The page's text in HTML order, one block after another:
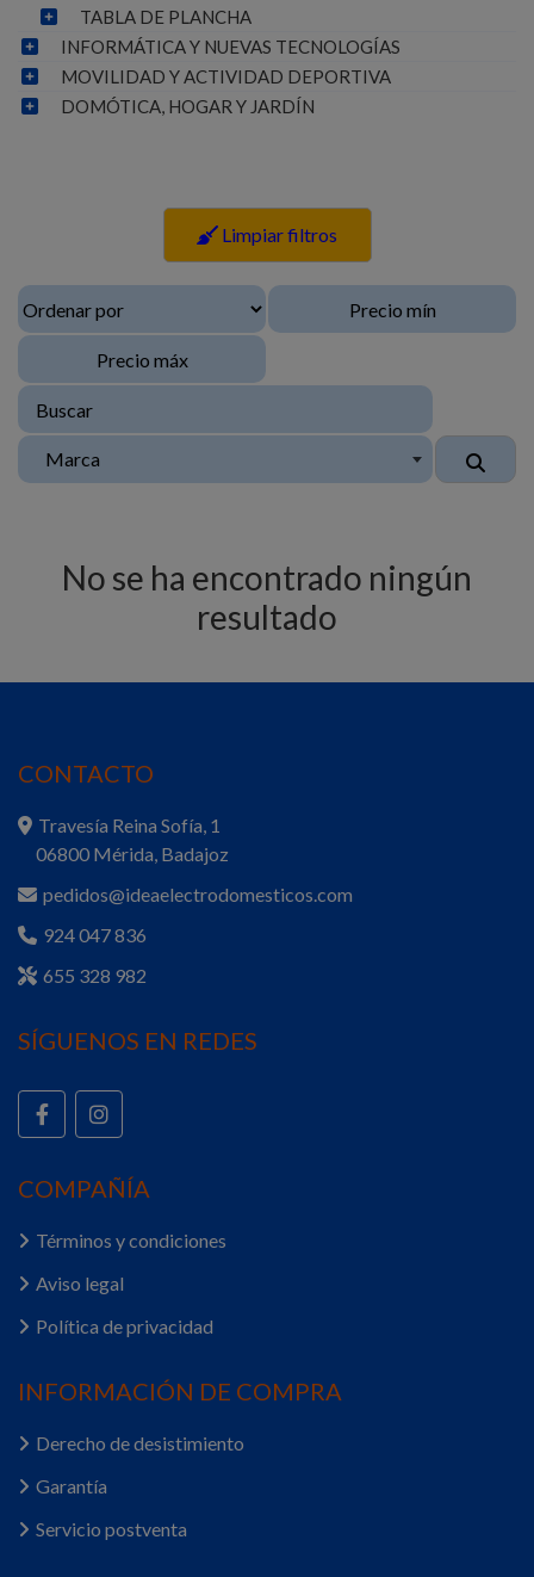
TABLA DE PLANCHA
INFORMÁTICA Y NUEVAS TECNOLOGÍAS
MOVILIDAD Y ACTIVIDAD DEPORTIVA
DOMÓTICA, HOGAR Y JARDÍN
Limpiar filtros
Marca
No se ha encontrado ningún
resultado
CONTACTO
Travesía Reina Sofía, 1
06800 Mérida, Badajoz
pedidos@ideaelectrodomesticos.com
924 047 836
655 328 982
SÍGUENOS EN REDES
COMPAÑÍA
Términos y condiciones
Aviso legal
Política de privacidad
INFORMACIÓN DE COMPRA
Derecho de desistimiento
Garantía
Servicio postventa